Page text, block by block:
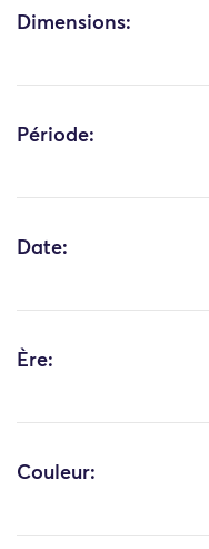
Dimensions:
Période:
Date:
Ère:
Couleur: